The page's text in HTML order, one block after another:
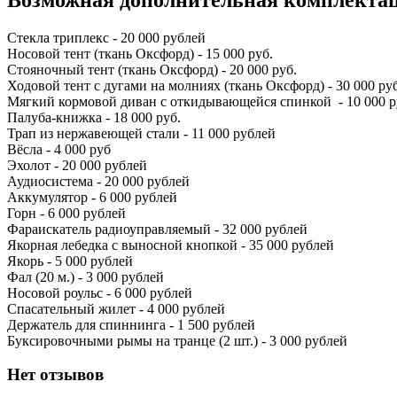
Стекла триплекс - 20 000 рублей
Носовой тент (ткань Оксфорд) - 15 000 руб.
Стояночный тент (ткань Оксфорд) - 20 000 руб.
Ходовой тент с дугами на молниях (ткань Оксфорд) - 30 000
Мягкий кормовой диван с откидывающейся спинкой - 10 000
Палуба-книжка - 18 000 руб.
Трап из нержавеющей стали - 11 000 рублей
Вёсла - 4 000 руб
Эхолот - 20 000 рублей
Аудиосистема - 20 000 рублей
Аккумулятор - 6 000 рублей
Горн - 6 000 рублей
Фараискатель радиоуправляемый - 32 000 рублей
Якорная лебедка с выносной кнопкой - 35 000 рублей
Якорь - 5 000 рублей
Фал (20 м.) - 3 000 рублей
Носовой роульс - 6 000 рублей
Спасательный жилет - 4 000 рублей
Держатель для спиннинга - 1 500 рублей
Буксировочными рымы на транце (2 шт.) - 3 000 рублей
Нет отзывов